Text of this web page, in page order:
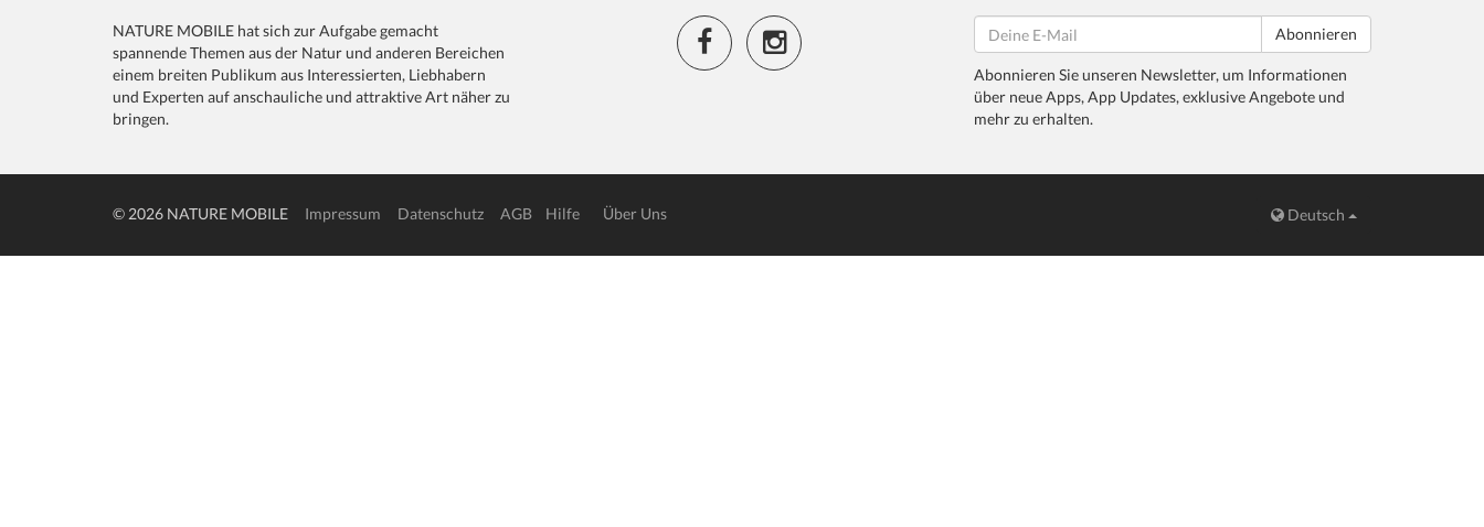
NATURE MOBILE hat sich zur Aufgabe gemacht
spannende Themen aus der Natur und anderen Bereichen
einem breiten Publikum aus Interessierten, Liebhabern
und Experten auf anschauliche und attraktive Art näher zu
bringen.
Abonnieren
Abonnieren Sie unseren Newsletter, um Informationen
über neue Apps, App Updates, exklusive Angebote und
mehr zu erhalten.
© 2026 NATURE MOBILE Impressum Datenschutz AGB Hilfe Über Uns Deutsch